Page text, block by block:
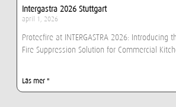
Intergastra 2026 Stuttgart
april 1, 2026
Protecfire at INTERGASTRA 2026: Introducing
Fire Suppression Solution for Commercial
Läs mer "